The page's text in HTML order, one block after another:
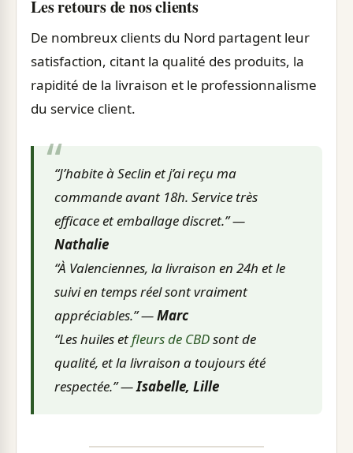
Les retours de nos clients
De nombreux clients du Nord partagent leur
satisfaction, citant la qualité des produits, la
rapidité de la livraison et le professionnalisme
du service client.
“J’habite à Seclin et j’ai reçu ma
commande avant 18h. Service très
efficace et emballage discret.” —
Nathalie
“À Valenciennes, la livraison en 24h et le
suivi en temps réel sont vraiment
appréciables.” —Marc
“Les huiles etfleurs de CBDsont de
qualité, et la livraison a toujours été
respectée.” —Isabelle, Lille